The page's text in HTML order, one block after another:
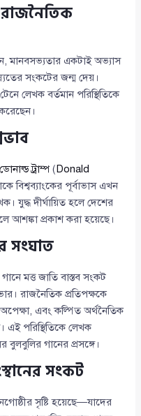
রাজনৈতিক
মানবসভ্যতার একটাই অভ্যাস
সংকটের জন্ম দেয়।
লেখক বর্তমান পরিস্থিতিকে
ডোনাল্ড ট্রাম্প( Donald
বিশ্বব্যাংকের পূর্বাভাস এখন
যুদ্ধ দীর্ঘায়িত হলে দেশের
আশঙ্কা প্রকাশ করা হয়েছে।
সংঘাত
মত্ত জাতি বাস্তব সংকট
রাজনৈতিক প্রতিপক্ষকে
এবং কল্পিত অর্থনৈতিক
এই পরিস্থিতিকে লেখক
বুলবুলির গানের প্রসঙ্গে।
সংকট
সৃষ্টি হয়েছে—যাদের